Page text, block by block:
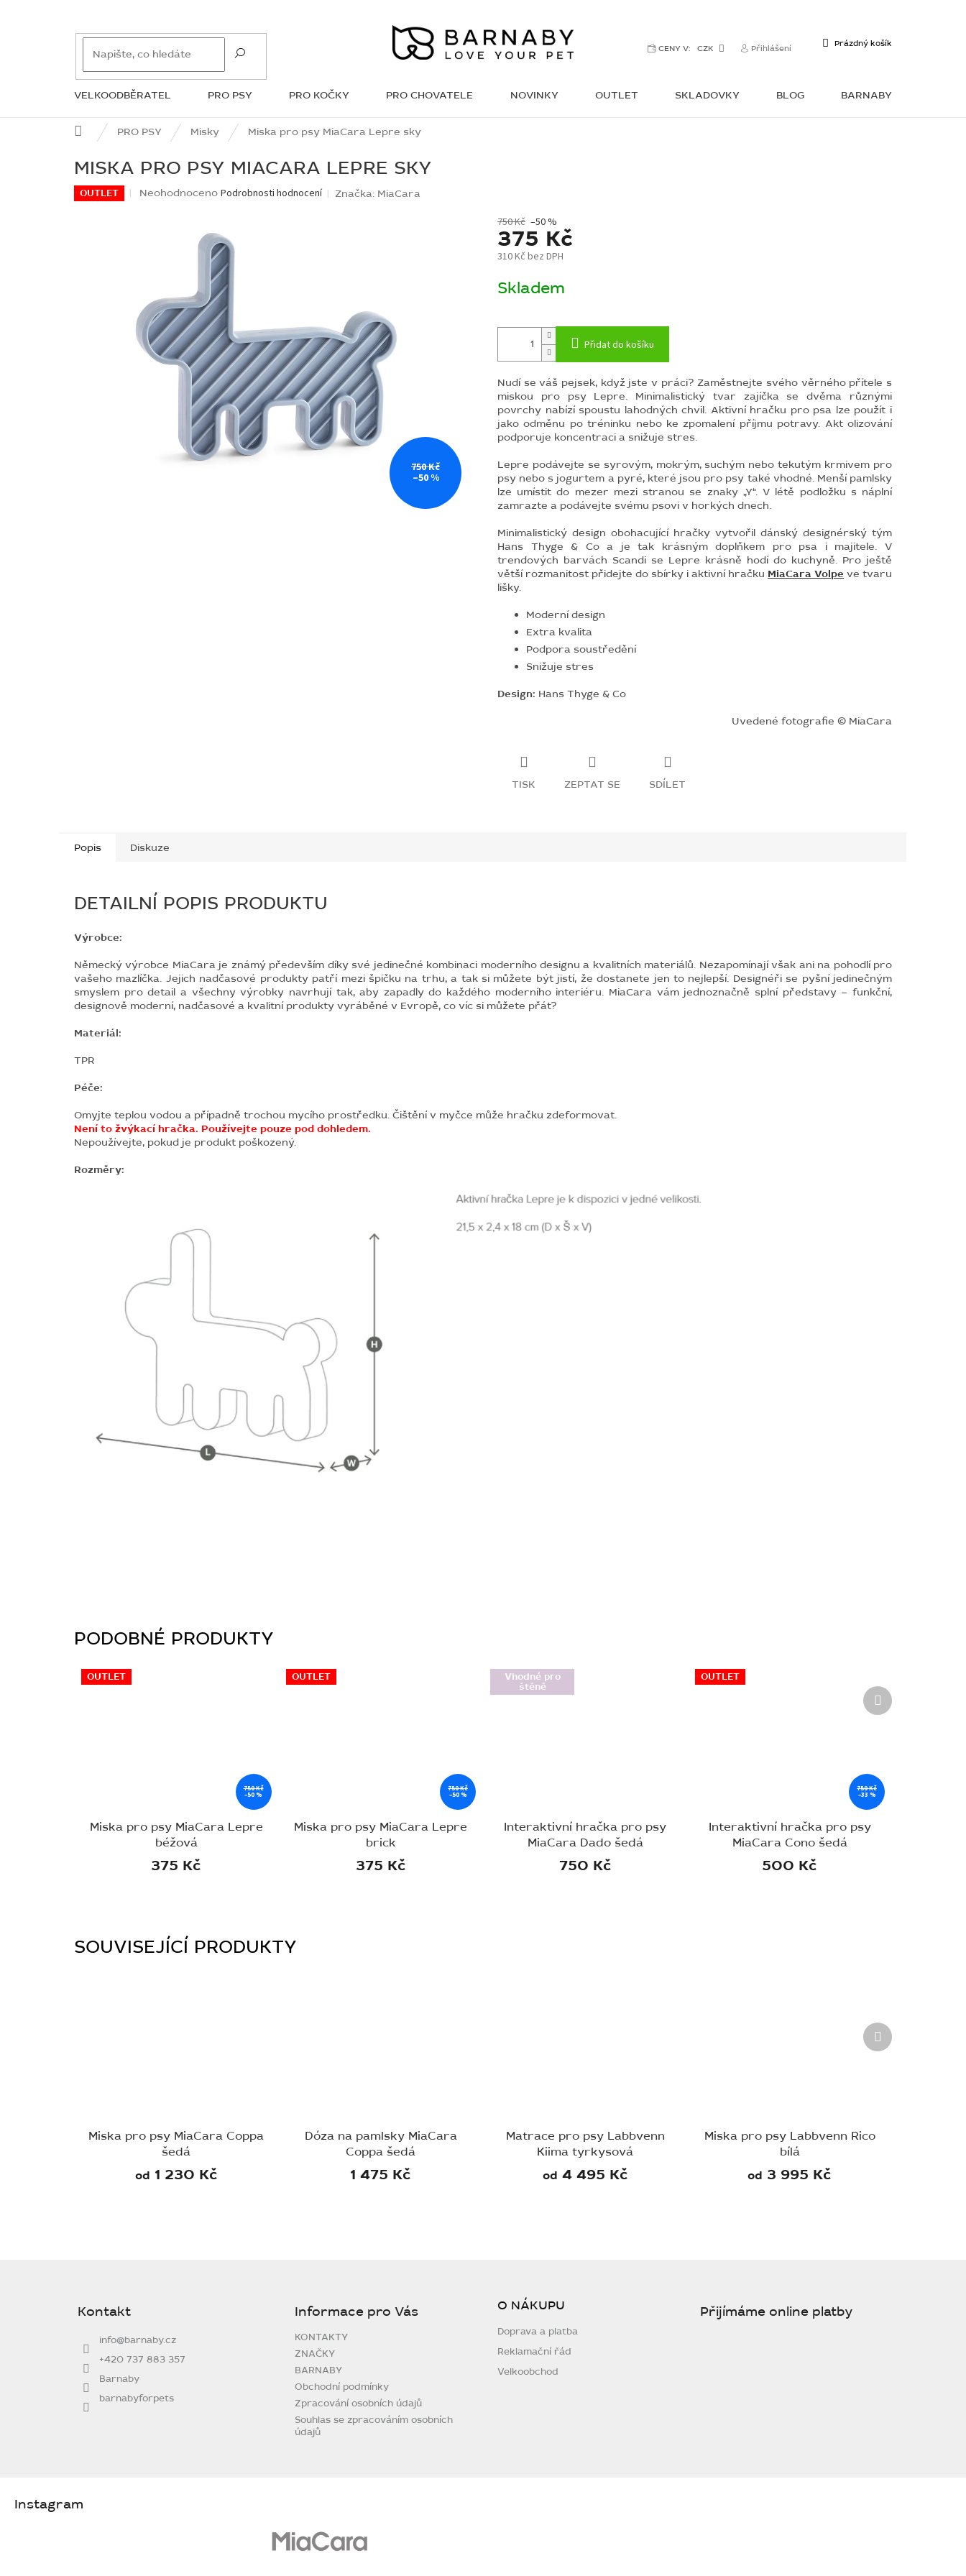
CENY V: CZK Přihlášení
NÁKUPNÍ
Prázdný košík
VELKOODBĚRATEL PRO PSY PRO KOČKY PRO CHOVATELE NOVINKY OUTLET SKLADOVKY BLOG BARNABY
ZNAČKY
Domů PRO PSY Misky Miska pro psy MiaCara Lepre sky
MISKA PRO PSY MIACARA LEPRE SKY
OUTLET
Průměrné
Neohodnoceno Podrobnosti hodnocení Značka: MiaCara
750 Kč
–50 %
750 Kč –50 %
375 Kč
310 Kč bez DPH
cena:
Skladem
Přidat do košíku
Nudí se váš pejsek, když jste v práci? Zaměstnejte svého věrného přítele s
miskou pro psy Lepre.
Minimalistický tvar zajíčka se dvěma různými
povrchy nabízí spoustu lahodných chvil. Aktivní hračku pro psa lze použít i
jako odměnu po tréninku nebo ke zpomalení příjmu potravy. Akt olizování
podporuje koncentraci a snižuje stres.
Lepre podávejte se syrovým, mokrým, suchým nebo tekutým krmivem pro
psy nebo s jogurtem a pyré, které jsou pro psy také vhodné. Menší pamlsky
lze umístit do mezer mezi stranou se znaky „Y“. V létě podložku s náplní
zamrazte a podávejte svému psovi v horkých dnech.
Minimalistický design obohacující hračky vytvořil dánský designérský tým
Hans Thyge & Co a je tak krásným doplňkem pro psa i majitele. V
trendových barvách Scandi se Lepre krásně hodí do kuchyně. Pro ještě
větší rozmanitost přidejte do sbírky i aktivní hračku MiaCara Volpe ve tvaru
lišky.
Moderní design
Extra kvalita
Podpora soustředění
Snižuje stres
Design: Hans Thyge & Co
Uvedené fotografie © MiaCara
TISK ZEPTAT SE SDÍLET
SOUVISEJÍCÍ PRODUKTY
Miska pro psy MiaCara Coppa
šedá
od 1 230 Kč
Dóza na pamlsky MiaCara
Coppa šedá
1 475 Kč
Matrace pro psy Labbvenn
Kiima tyrkysová
od 4 495 Kč
Miska pro psy Labbvenn Rico
bílá
od 3 995 Kč
Další
produkt
Popis Diskuze
DETAILNÍ POPIS PRODUKTU
Výrobce:
Německý výrobce MiaCara je známý především díky své jedinečné kombinaci moderního designu a kvalitních materiálů. Nezapomínají však ani na pohodlí pro
vašeho mazlíčka. Jejich nadčasové produkty patří mezi špičku na trhu, a tak si můžete být jistí, že dostanete jen to nejlepší. Designéři se pyšní jedinečným
smyslem pro detail a všechny výrobky navrhují tak, aby zapadly do každého moderního interiéru. MiaCara vám jednoznačně splní představy – funkční,
designově moderní, nadčasové a kvalitní produkty vyráběné v Evropě, co víc si můžete přát?
Materiál:
TPR
Péče:
Omyjte teplou vodou a případně trochou mycího prostředku. Čištění v myčce může hračku zdeformovat.
Není to žvýkací hračka. Používejte pouze pod dohledem.
Nepoužívejte, pokud je produkt poškozený.
Rozměry:
OUTLET
750 Kč
–50 %
Miska pro psy MiaCara Lepre
béžová
375 Kč
OUTLET
750 Kč
–50 %
Miska pro psy MiaCara Lepre
brick
375 Kč
Vhodné pro
štěně
Interaktivní hračka pro psy
MiaCara Dado šedá
750 Kč
OUTLET
750 Kč
–33 %
Interaktivní hračka pro psy
MiaCara Cono šedá
500 Kč
Další
produkt
Kontakt
info@barnaby.cz
+420 737 883 357
Barnaby
barnabyforpets
Informace pro Vás
KONTAKTY
ZNAČKY
BARNABY
Obchodní podmínky
Zpracování osobních údajů
Souhlas se zpracováním osobních
údajů
O NÁKUPU
Doprava a platba
Reklamační řád
Velkoobchod
Přijímáme online platby
Instagram